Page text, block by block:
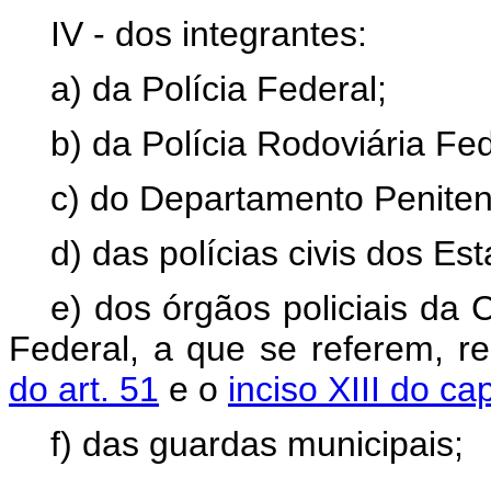
IV - dos integrantes:
a) da Polícia Federal;
b) da Polícia Rodoviária
c) do Departamento
d) das polícias civis dos
e) dos órgãos policiais da
Federal, a que se referem,
do art. 51 e o inciso XIII do
f) das guardas municipais;